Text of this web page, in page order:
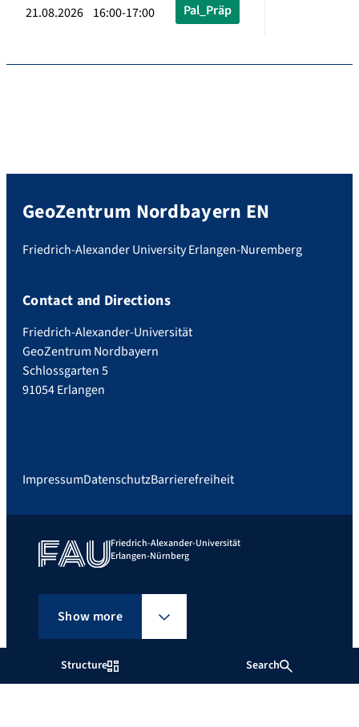
Structure Search
21.08.2026 16:00-17:00 Pal_Präp
GeoZentrum Nordbayern EN
Friedrich-Alexander University Erlangen-Nuremberg
Contact and Directions
Friedrich-Alexander-Universität
GeoZentrum Nordbayern
Schlossgarten 5
91054 Erlangen
ImpressumDatenschutzBarrierefreiheit
Friedrich-Alexander-Universität
Erlangen-Nürnberg
Show more